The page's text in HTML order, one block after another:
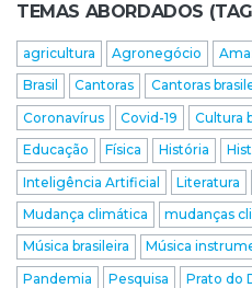
TEMAS ABORDADOS
agricultura Agronegócio
Brasil
Cantoras Cantoras
Coronavírus
Covid-19 Cultura
Educação
Física História
Inteligência Artificial
Literatura
Mudança climática
mudanças
Música brasileira
Música
Pandemia
Pesquisa Prato do